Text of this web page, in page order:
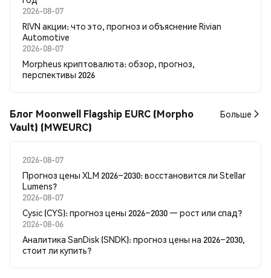
2026-08-07
RIVN акции: что это, прогноз и объяснение Rivian
Automotive
2026-08-07
Morpheus криптовалюта: обзор, прогноз,
перспективы 2026
Блог Moonwell Flagship EURC (Morpho
Vault) (MWEURC)
Больше
2026-08-07
Прогноз цены XLM 2026–2030: восстановится ли Stellar
Lumens?
2026-08-07
Cysic (CYS): прогноз цены 2026–2030 — рост или спад?
2026-08-06
Аналитика SanDisk (SNDK): прогноз цены на 2026–2030,
стоит ли купить?